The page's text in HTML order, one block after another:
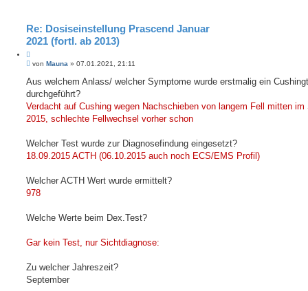
Re: Dosiseinstellung Prascend Januar
2021 (fortl. ab 2013)
i
e
r
n
B
i
r
a
von Mauna » 07.01.2021, 21:11
Aus welchem Anlass/ welcher Symptome wurde erstmalig ein
durchgeführt?
Verdacht auf Cushing wegen Nachschieben von langem Fell mitten im
2015, schlechte Fellwechsel vorher schon
Welcher Test wurde zur Diagnosefindung eingesetzt?
18.09.2015 ACTH (06.10.2015 auch noch ECS/EMS Profil)
Welcher ACTH Wert wurde ermittelt?
978
Welche Werte beim Dex.Test?
Gar kein Test, nur Sichtdiagnose:
Zu welcher Jahreszeit?
September